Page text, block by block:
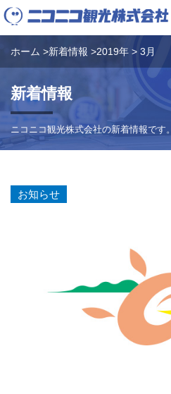
ホーム >新着情報 >2019年 > 3月
新着情報
ニコニコ観光株式会社の新着情報です。
お知らせ